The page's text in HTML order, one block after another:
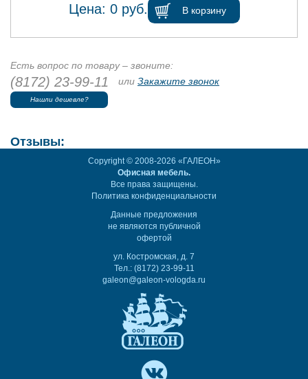
Цена: 0руб. В корзину
Есть вопрос по товару – звоните:
(8172) 23-99-11 или Закажите звонок
Нашли дешевле?
Отзывы:
Copyright © 2008-2026 «ГАЛЕОН»
Офисная мебель.
Все права защищены.
Политика конфиденциальности
Данные предложения
не являются публичной
офертой
ул. Костромская, д. 7
Тел.: (8172) 23-99-11
galeon@galeon-vologda.ru